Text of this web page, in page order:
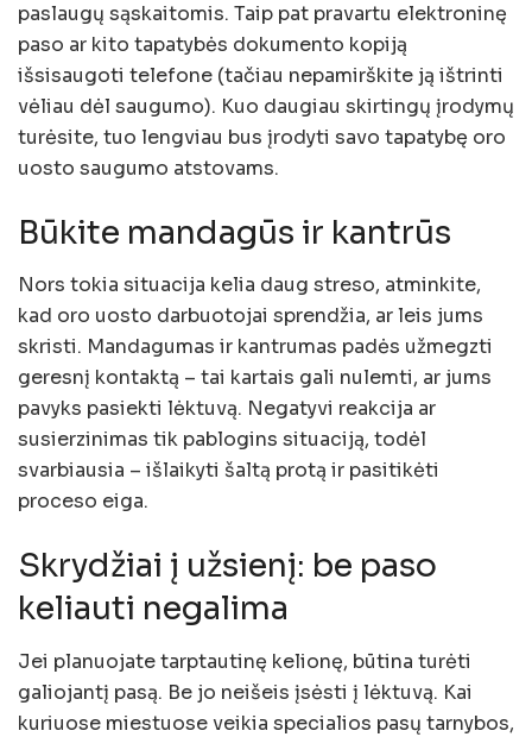
paslaugų sąskaitomis. Taip pat pravartu elektroninę
paso ar kito tapatybės dokumento kopiją
išsisaugoti telefone (tačiau nepamirškite ją ištrinti
vėliau dėl saugumo). Kuo daugiau skirtingų įrodymų
turėsite, tuo lengviau bus įrodyti savo tapatybę oro
uosto saugumo atstovams.
Būkite mandagūs ir kantrūs
Nors tokia situacija kelia daug streso, atminkite,
kad oro uosto darbuotojai sprendžia, ar leis jums
skristi. Mandagumas ir kantrumas padės užmegzti
geresnį kontaktą – tai kartais gali nulemti, ar jums
pavyks pasiekti lėktuvą. Negatyvi reakcija ar
susierzinimas tik pablogins situaciją, todėl
svarbiausia – išlaikyti šaltą protą ir pasitikėti
proceso eiga.
Skrydžiai į užsienį: be paso
keliauti negalima
Jei planuojate tarptautinę kelionę, būtina turėti
galiojantį pasą. Be jo neišeis įsėsti į lėktuvą. Kai
kuriuose miestuose veikia specialios pasų tarnybos,